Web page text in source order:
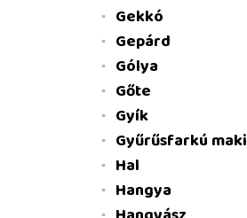
Gekkó
Gepárd
Gólya
Gőte
Gyík
Gyűrűsfarkú maki
Hal
Hangya